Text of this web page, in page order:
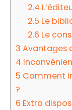
2.4
2.5 Le
2.6 Le
3 Avantages
4
5 Comment
?
6 Extra